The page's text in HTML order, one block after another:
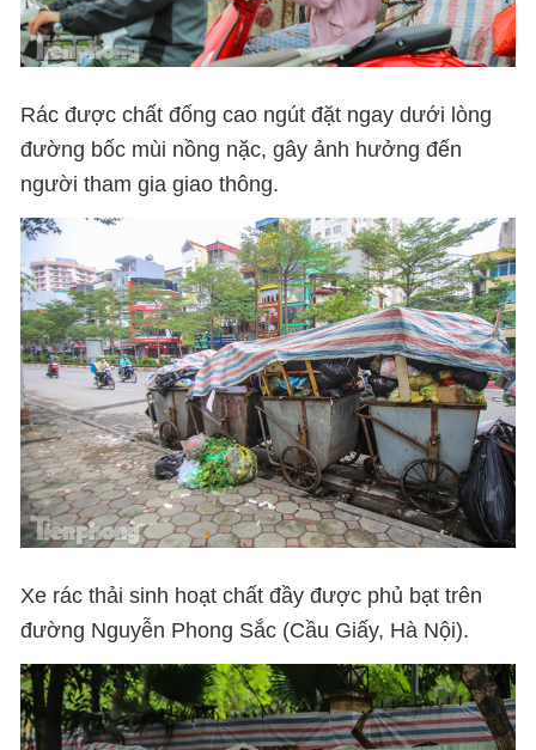
Rác được chất đống cao ngút đặt ngay dưới lòng
đường bốc mùi nồng nặc, gây ảnh hưởng đến
người tham gia giao thông.
Xe rác thải sinh hoạt chất đầy được phủ bạt trên
đường Nguyễn Phong Sắc (Cầu Giấy, Hà Nội).